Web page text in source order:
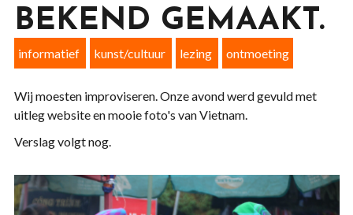
BEKEND GEMAAKT.
informatief kunst/cultuur lezing ontmoeting
Wij moesten improviseren. Onze avond werd gevuld met
uitleg website en mooie foto's van Vietnam.
Verslag volgt nog.